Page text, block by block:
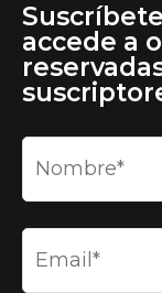
accede a